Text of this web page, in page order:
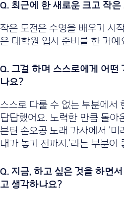
작은 도전은 수영을 배우기 시
은 대학원 입시 준비를 한 거예
스스로 다룰 수 없는 부분에서
답답했어요. 노력한 만큼 돌아
븐틴 손오공 노래 가사에서 '미
내가 놓기 전까지.'라는 부분이